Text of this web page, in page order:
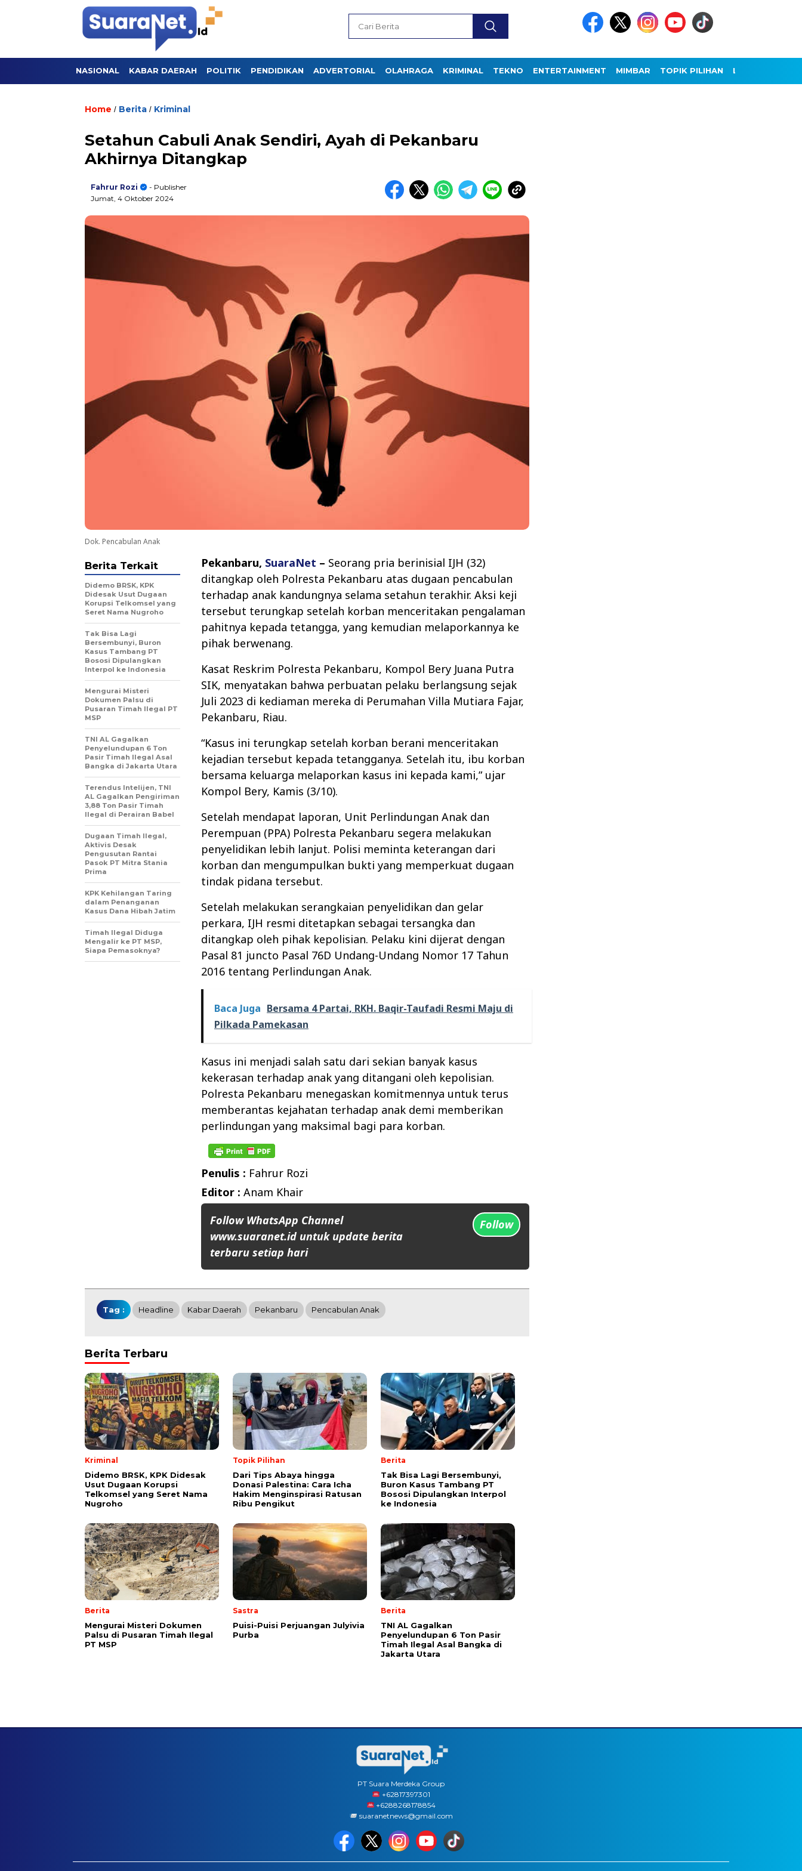
NASIONAL KABAR DAERAH POLITIK PENDIDIKAN ADVERTORIAL OLAHRAGA KRIMINAL TEKNO ENTERTAINMENT MIMBAR TOPIK PILIHAN LAINNYA
Home / Berita / Kriminal
Setahun Cabuli Anak Sendiri, Ayah di Pekanbaru
Akhirnya Ditangkap
Fahrur Rozi
- Publisher
Jumat, 4 Oktober 2024
Dok. Pencabulan Anak
Pekanbaru, SuaraNet – Seorang pria berinisial IJH (32)
ditangkap oleh Polresta Pekanbaru atas dugaan pencabulan
terhadap anak kandungnya selama setahun terakhir. Aksi keji
tersebut terungkap setelah korban menceritakan pengalaman
pahitnya kepada tetangga, yang kemudian melaporkannya ke
pihak berwenang.
Kasat Reskrim Polresta Pekanbaru, Kompol Bery Juana Putra
SIK, menyatakan bahwa perbuatan pelaku berlangsung sejak
Juli 2023 di kediaman mereka di Perumahan Villa Mutiara Fajar,
Pekanbaru, Riau.
“Kasus ini terungkap setelah korban berani menceritakan
kejadian tersebut kepada tetangganya. Setelah itu, ibu korban
bersama keluarga melaporkan kasus ini kepada kami,” ujar
Kompol Bery, Kamis (3/10).
Setelah mendapat laporan, Unit Perlindungan Anak dan
Perempuan (PPA) Polresta Pekanbaru segera melakukan
penyelidikan lebih lanjut. Polisi meminta keterangan dari
korban dan mengumpulkan bukti yang memperkuat dugaan
tindak pidana tersebut.
Setelah melakukan serangkaian penyelidikan dan gelar
perkara, IJH resmi ditetapkan sebagai tersangka dan
ditangkap oleh pihak kepolisian. Pelaku kini dijerat dengan
Pasal 81 juncto Pasal 76D Undang-Undang Nomor 17 Tahun
2016 tentang Perlindungan Anak.
Baca Juga Bersama 4 Partai, RKH. Baqir-Taufadi Resmi Maju di
Pilkada Pamekasan
Kasus ini menjadi salah satu dari sekian banyak kasus
kekerasan terhadap anak yang ditangani oleh kepolisian.
Polresta Pekanbaru menegaskan komitmennya untuk terus
memberantas kejahatan terhadap anak demi memberikan
perlindungan yang maksimal bagi para korban.
Penulis : Fahrur Rozi
Editor : Anam Khair
Follow WhatsApp Channel
www.suaranet.id untuk update berita
terbaru setiap hari
Follow
Berita Terkait
Didemo BRSK, KPK
Didesak Usut Dugaan
Korupsi Telkomsel yang
Seret Nama Nugroho
Tak Bisa Lagi
Bersembunyi, Buron
Kasus Tambang PT
Bososi Dipulangkan
Interpol ke Indonesia
Mengurai Misteri
Dokumen Palsu di
Pusaran Timah Ilegal PT
MSP
TNI AL Gagalkan
Penyelundupan 6 Ton
Pasir Timah Ilegal Asal
Bangka di Jakarta Utara
Terendus Intelijen, TNI
AL Gagalkan Pengiriman
3,88 Ton Pasir Timah
Ilegal di Perairan Babel
Dugaan Timah Ilegal,
Aktivis Desak
Pengusutan Rantai
Pasok PT Mitra Stania
Prima
KPK Kehilangan Taring
dalam Penanganan
Kasus Dana Hibah Jatim
Timah Ilegal Diduga
Mengalir ke PT MSP,
Siapa Pemasoknya?
Tag : Headline Kabar Daerah Pekanbaru Pencabulan Anak
Berita Terbaru
Kriminal
Didemo BRSK, KPK Didesak
Usut Dugaan Korupsi
Telkomsel yang Seret Nama
Nugroho
Topik Pilihan
Dari Tips Abaya hingga
Donasi Palestina: Cara Icha
Hakim Menginspirasi Ratusan
Ribu Pengikut
Berita
Tak Bisa Lagi Bersembunyi,
Buron Kasus Tambang PT
Bososi Dipulangkan Interpol
ke Indonesia
Berita
Mengurai Misteri Dokumen
Palsu di Pusaran Timah Ilegal
PT MSP
Sastra
Puisi-Puisi Perjuangan Julyivia
Purba
Berita
TNI AL Gagalkan
Penyelundupan 6 Ton Pasir
Timah Ilegal Asal Bangka di
Jakarta Utara
PT Suara Merdeka Group
‪+62817397301
+6288268178854
suaranetnews@gmail.com